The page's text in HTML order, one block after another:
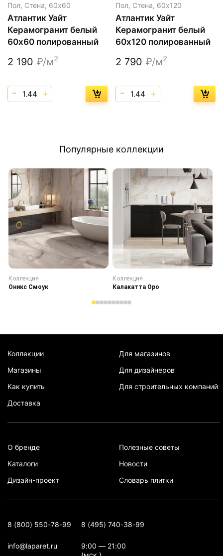
Пол, Стена, 60х60
Атлантик Уайт
Керамогранит белый
60х60 полированный
2 190 ₽/м2
Пол, Стена, 60х120
Атлантик Уайт
Керамогранит белый
60х120 полированный
2 790 ₽/м2
Популярные коллекции
Коллекция
Оникс Смоук
Коллекция
Калакатта Оро
Коллекции
Магазины
Как купить
Доставка
Для магазинов
Для дизайнеров
Для строительных компаний
О бренде
Каталоги
Дизайн-проект
Полезные советы
Новости
Словарь плитки
8 (800) 550-78-99 8 (495) 740-38-99
info@laparet.ru
9:00 — 21:00